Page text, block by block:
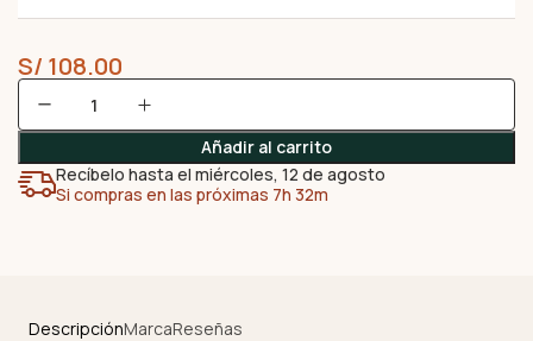
S/ 108.00
Añadir al carrito
Recíbelo hasta el miércoles, 12 de agosto
Si compras en las próximas 7h 32m
DescripciónMarcaReseñas